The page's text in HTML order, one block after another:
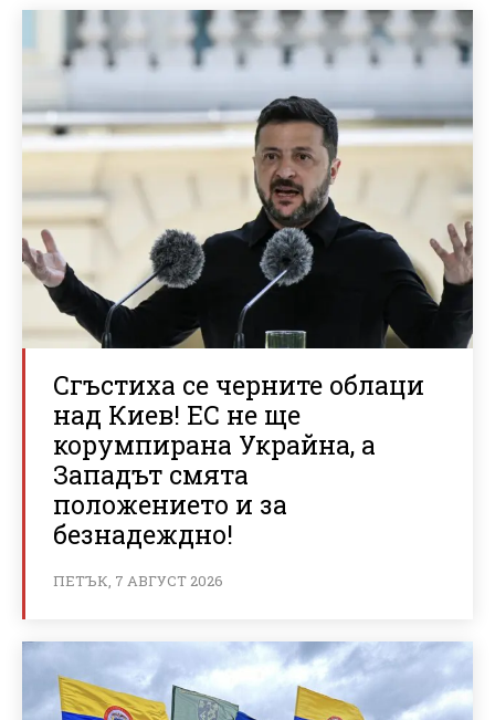
Сгъстиха се черните облаци
над Киев! ЕС не ще
корумпирана Украйна, а
Западът смята
положението и за
безнадеждно!
ПЕТЪК, 7 АВГУСТ 2026